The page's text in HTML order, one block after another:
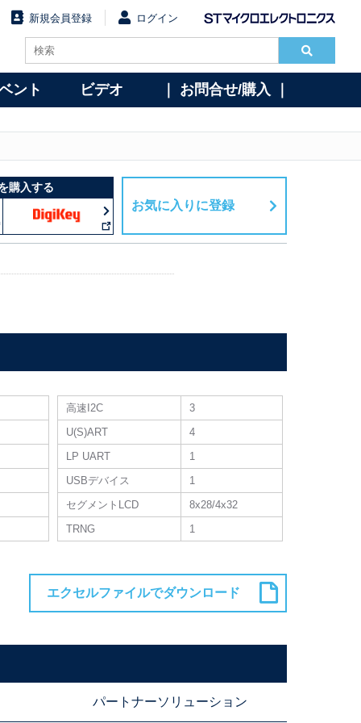
新規会員登録 ログイン
ント ビデオ ｜ お問合せ/購入 ｜
購入する
お気に入りに登録
高速I2C
3
U(S)ART
4
LP UART
1
USBデバイス
1
セグメントLCD
8x28/4x32
TRNG
1
パートナーソリューション